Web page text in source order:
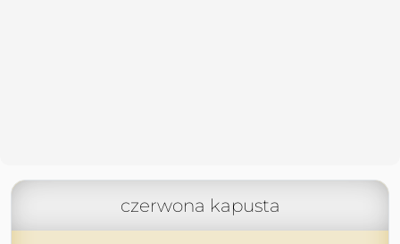
czerwona kapusta